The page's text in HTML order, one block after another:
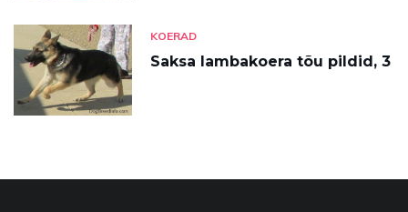
KOERAD
Saksa lambakoera tõu pildid, 3